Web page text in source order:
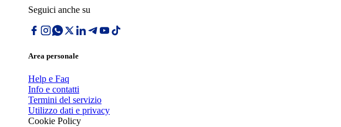
Seguici anche su
Area personale
Help e Faq
Info e contatti
Termini del servizio
Utilizzo dati e privacy
Cookie Policy